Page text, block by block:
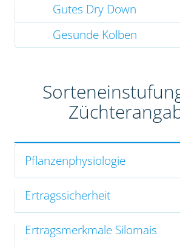
Gutes Dry Down
Gesunde Kolben
Pflanzenphysiologie
Ertragssicherheit
Ertragsmerkmale Silomais